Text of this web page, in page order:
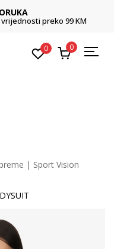
preko 99 KM
0 0
| Sport Vision